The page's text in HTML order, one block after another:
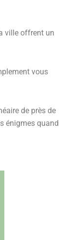
ville offrent un
vous
de près de
énigmes quand